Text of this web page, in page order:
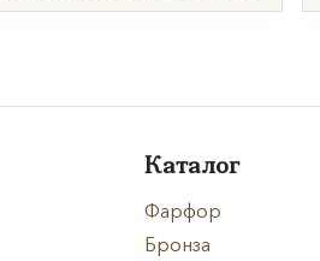
Каталог
Фарфор
Бронза